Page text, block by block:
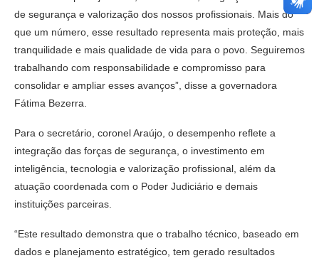
de segurança e valorização dos nossos profissionais. Mais do
que um número, esse resultado representa mais proteção, mais
tranquilidade e mais qualidade de vida para o povo. Seguiremos
trabalhando com responsabilidade e compromisso para
consolidar e ampliar esses avanços”, disse a governadora
Fátima Bezerra.
Para o secretário, coronel Araújo, o desempenho reflete a
integração das forças de segurança, o investimento em
inteligência, tecnologia e valorização profissional, além da
atuação coordenada com o Poder Judiciário e demais
instituições parceiras.
“Este resultado demonstra que o trabalho técnico, baseado em
dados e planejamento estratégico, tem gerado resultados